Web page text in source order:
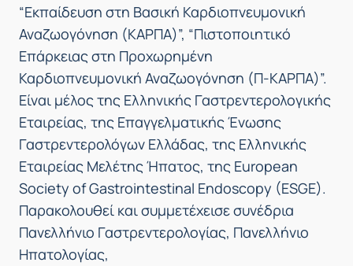
“Εκπαίδευση στη Βασική Καρδιοπνευμονική
Αναζωογόνηση (ΚΑΡΠΑ)”, “Πιστοποιητικό
Επάρκειας στη Προχωρημένη
Καρδιοπνευμονική Αναζωογόνηση (Π-ΚΑΡΠΑ)”.
Είναι μέλος της Ελληνικής Γαστρεντερολογικής
Εταιρείας, της Επαγγελματικής Ένωσης
Γαστρεντερολόγων Ελλάδας, της Ελληνικής
Εταιρείας Μελέτης Ήπατος, της European
Society of Gastrointestinal Endoscopy (ESGE).
Παρακολουθεί και συμμετέχεισε συνέδρια
Πανελλήνιο Γαστρεντερολογίας, Πανελλήνιο
Ηπατολογίας,